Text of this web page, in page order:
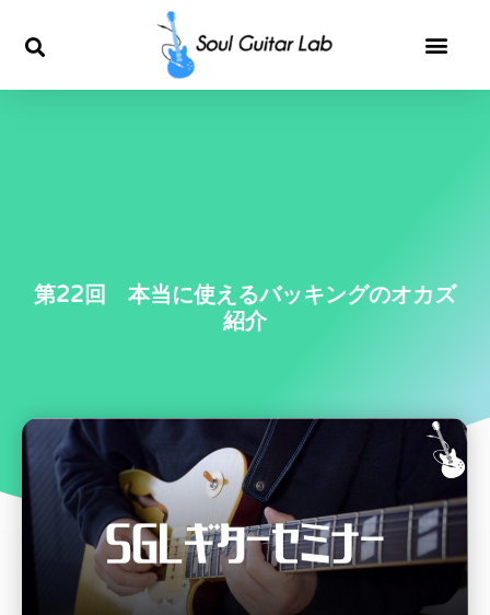
第22回 本当に使えるバッキングのオカズ
紹介